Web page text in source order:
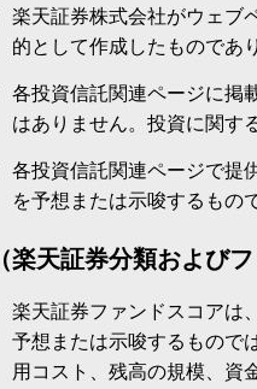
楽天証券株式会社がウェブ
的として作成したものであ
各投資信託関連ページに掲
はありません。投資に関す
各投資信託関連ページで提
を予想または示唆するもの
（楽天証券分類および
楽天証券ファンドスコアは
予想または示唆するもので
用コスト、残高の規模、資